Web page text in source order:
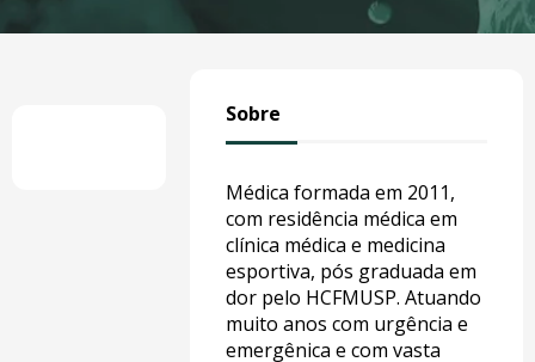
Sobre
Médica formada em 2011,
com residência médica em
clínica médica e medicina
esportiva, pós graduada em
dor pelo HCFMUSP. Atuando
muito anos com urgência e
emergênica e com vasta